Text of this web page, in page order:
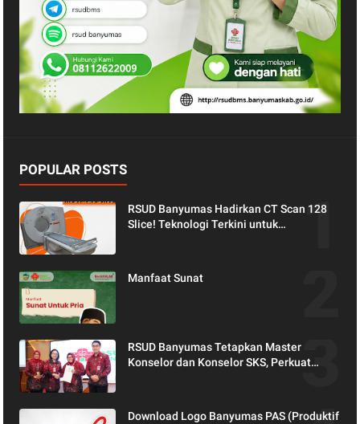
POPULAR POSTS
RSUD Banyumas Hadirkan CT Scan 128
Slice! Teknologi Terkini untuk
Manfaat Sunat
RSUD Banyumas Tetapkan Master
Konselor dan Konselor SKS, Perkuat
Download Logo Banyumas PAS (Produktif